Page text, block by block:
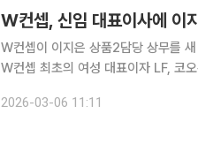
W컨셉, 신임 대표이사에 이
W컨셉이 이지은 상품2담당 상무를 새 대표이사로 선임했
W컨셉 최초의 여성 대표이자 LF, 코오
2026-03-06 11:11